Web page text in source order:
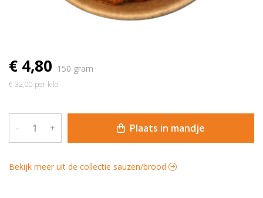
€ 4,80 150 gram
€ 32,00 per kilo
– + Plaats in mandje
Bekijk meer uit de collectie sauzen/brood